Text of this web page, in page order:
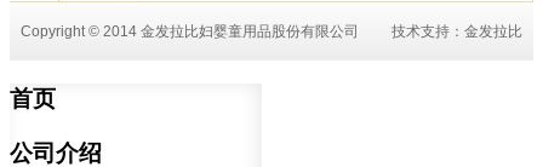
Copyright © 2014 金发拉比妇婴童用品股份有限公司 技术支持：金发拉比
首页
公司介绍